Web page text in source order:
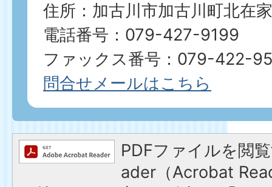
住所：加古川市加古川町北在
電話番号：079-427-9199
ファックス番号：079-422-
問合せメールはこちら
PDFファイルを閲
ader（Acrobat